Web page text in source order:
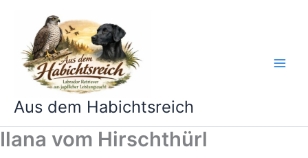
springen
Aus dem Habichtsreich
Ilana vom Hirschthürl